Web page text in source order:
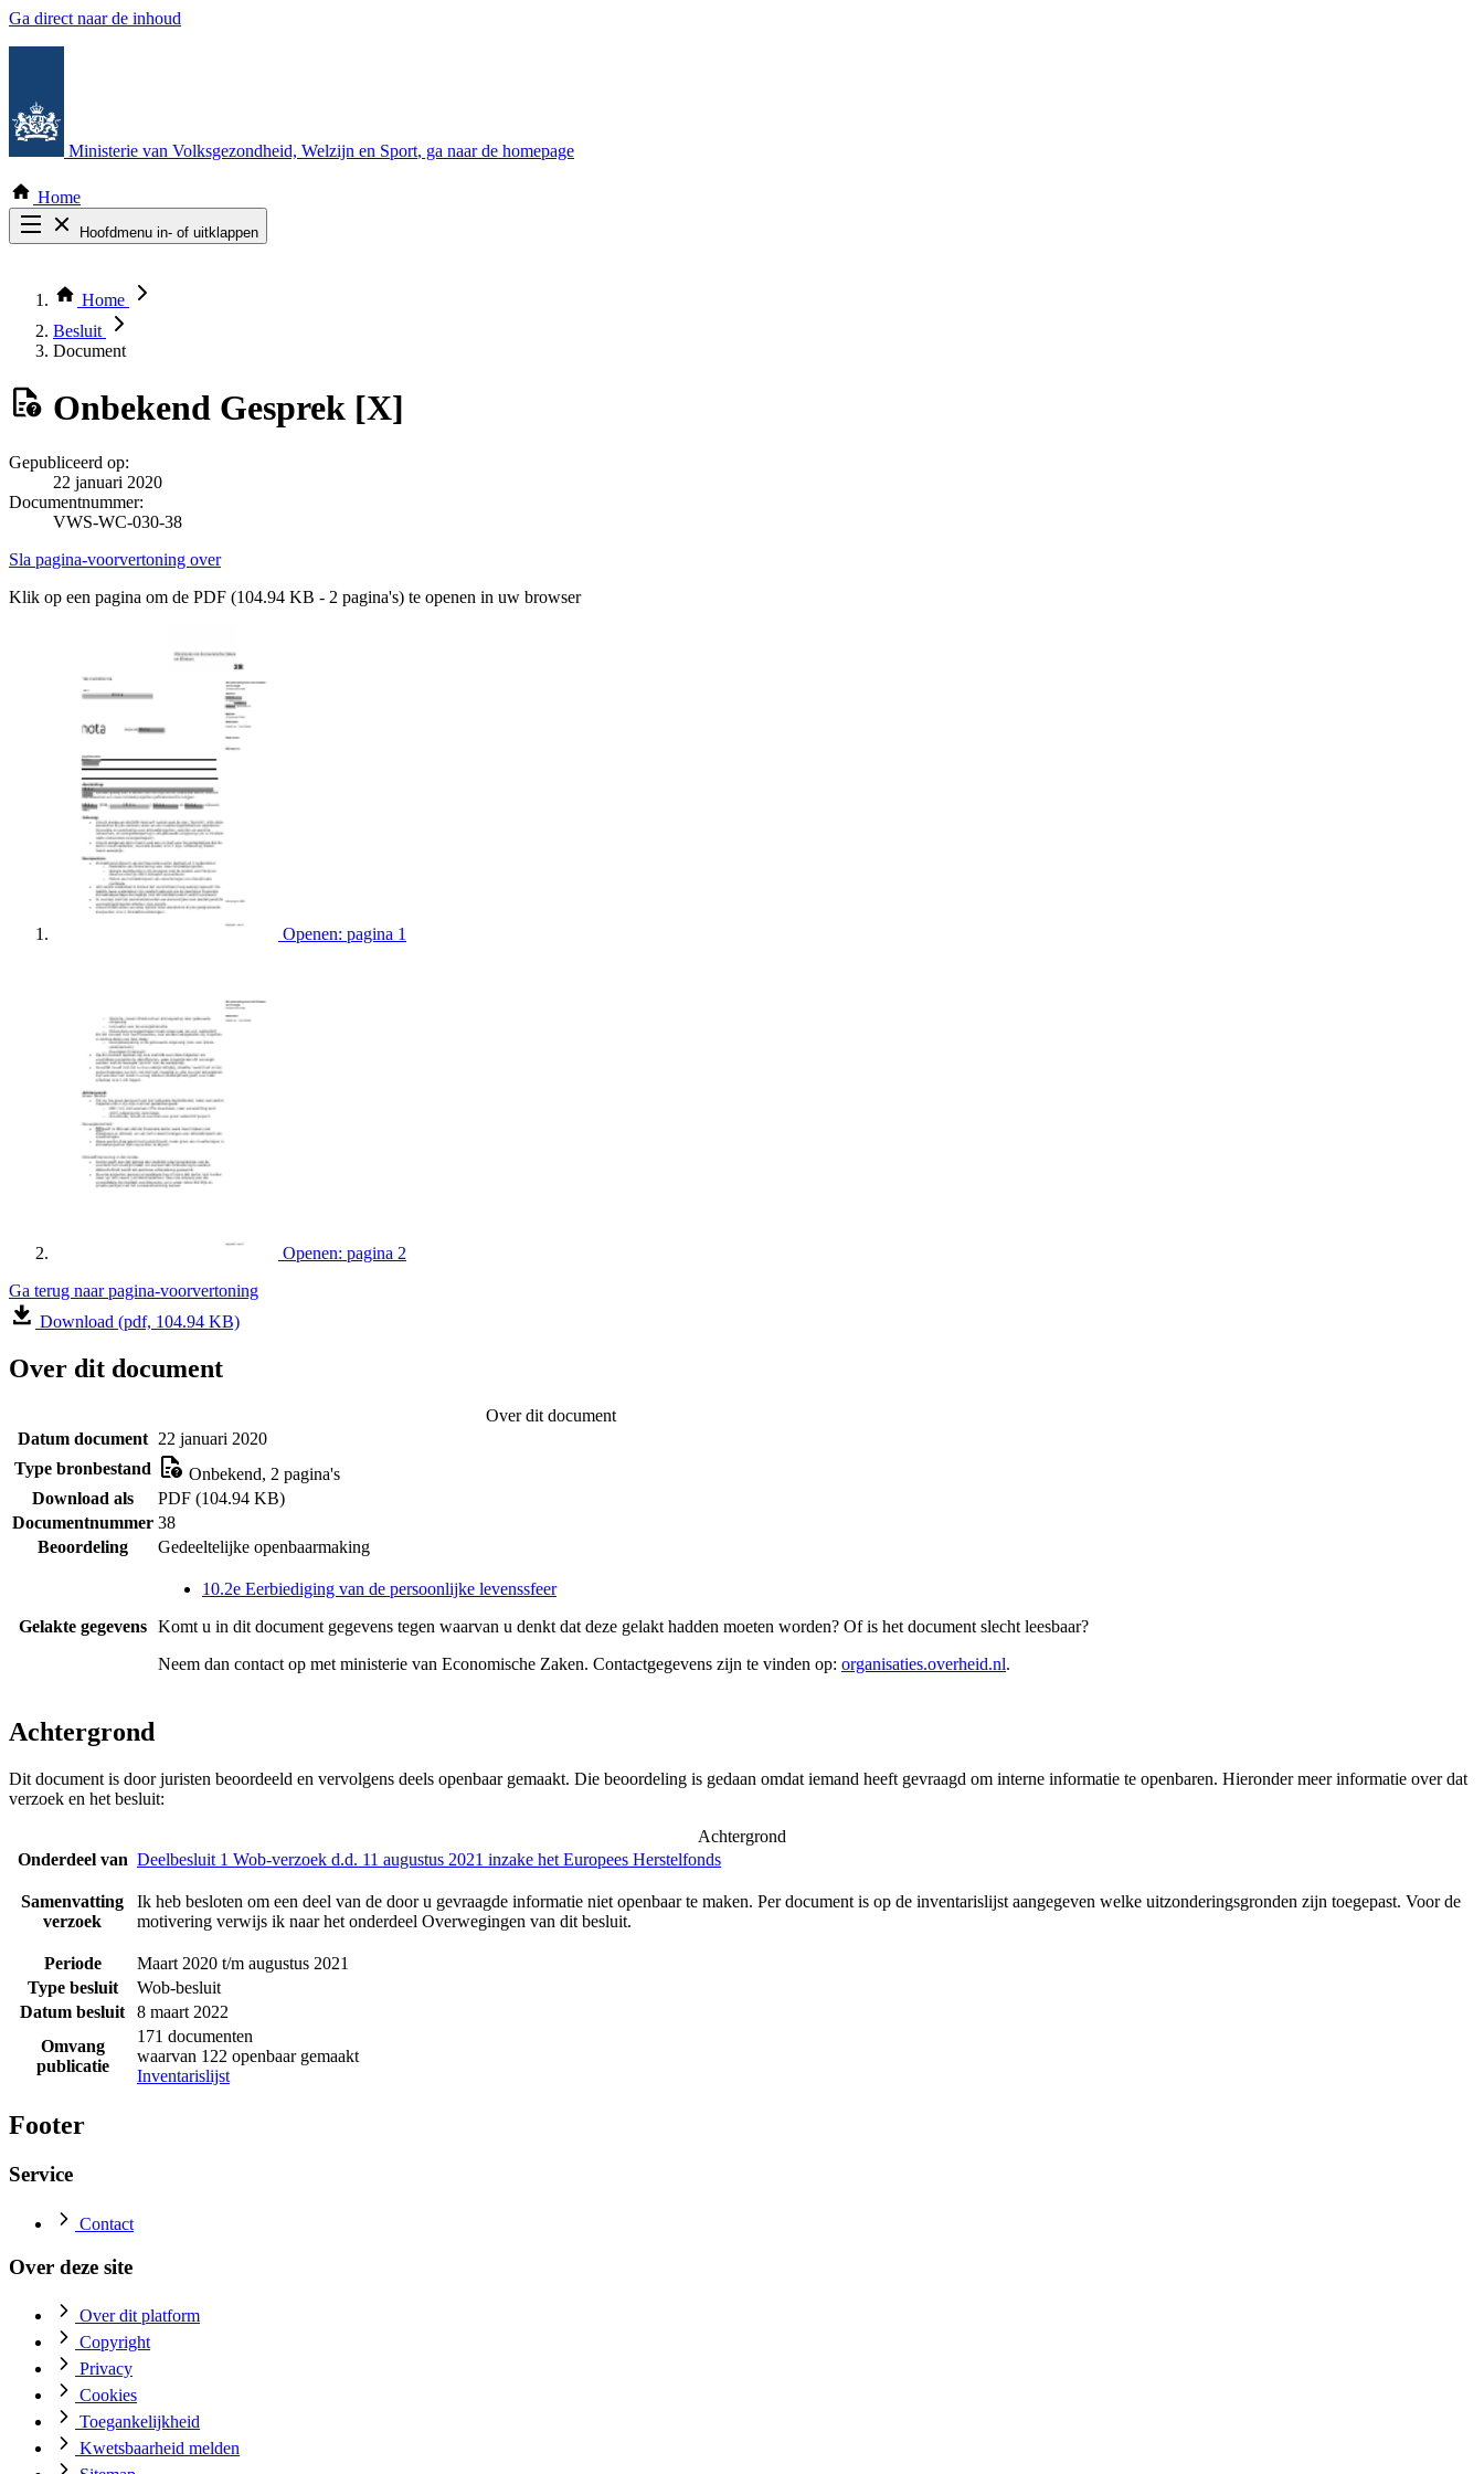
Ga direct naar de inhoud
Ministerie van Volksgezondheid, Welzijn en Sport, ga naar de homepage
Home
Hoofdmenu in- of uitklappen
Thema COVID-19
Bekijk per bestuursorgaan
Home
Besluit
Document
Onbekend Gesprek [X]
Gepubliceerd op:
22 januari 2020
Documentnummer:
VWS-WC-030-38
Sla pagina-voorvertoning over
Klik op een pagina om de PDF (104.94 KB - 2 pagina's) te openen in uw browser
Openen: pagina 1
Openen: pagina 2
Ga terug naar pagina-voorvertoning
Download (pdf, 104.94 KB)
Over dit document
Over dit document
Datum document 22 januari 2020
Type bronbestand
Onbekend, 2 pagina's
Download als
PDF (104.94 KB)
Documentnummer 38
Beoordeling
Gedeeltelijke openbaarmaking
Gelakte gegevens
10.2e Eerbiediging van de persoonlijke levenssfeer
Komt u in dit document gegevens tegen waarvan u denkt dat deze gelakt hadden moeten worden? Of is het document slecht leesbaar?
Neem dan contact op met ministerie van Economische Zaken. Contactgegevens zijn te vinden op: organisaties.overheid.nl.
Achtergrond
Dit document is door juristen beoordeeld en vervolgens deels openbaar gemaakt. Die beoordeling is gedaan omdat iemand heeft gevraagd om interne informatie te openbaren. Hieronder meer informatie over dat
verzoek en het besluit:
Achtergrond
Onderdeel van Deelbesluit 1 Wob-verzoek d.d. 11 augustus 2021 inzake het Europees Herstelfonds
Samenvatting
verzoek
Ik heb besloten om een deel van de door u gevraagde informatie niet openbaar te maken. Per document is op de inventarislijst aangegeven welke uitzonderingsgronden zijn toegepast. Voor de
motivering verwijs ik naar het onderdeel Overwegingen van dit besluit.
Periode
Maart 2020 t/m augustus 2021
Type besluit
Wob-besluit
Datum besluit
8 maart 2022
Omvang
publicatie
171 documenten
waarvan 122 openbaar gemaakt
Inventarislijst
Footer
Service
Contact
Over deze site
Over dit platform
Copyright
Privacy
Cookies
Toegankelijkheid
Kwetsbaarheid melden